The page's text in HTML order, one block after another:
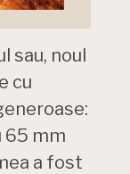
sau, noul
cu
65 mm
a fost